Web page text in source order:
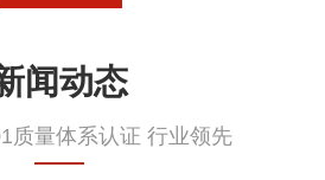
闻动态
质量体系认证 行业领先